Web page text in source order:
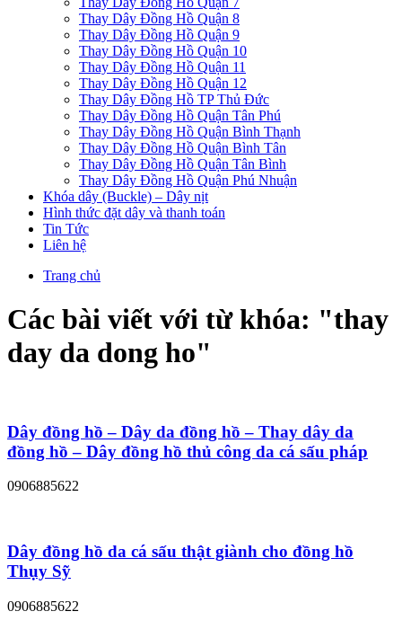
Thay Dây Đồng Hồ Quận 8
Thay Dây Đồng Hồ Quận 9
Thay Dây Đồng Hồ Quận 10
Thay Dây Đồng Hồ Quận 11
Thay Dây Đồng Hồ Quận 12
Thay Dây Đồng Hồ TP Thủ Đức
Thay Dây Đồng Hồ Quận Tân Phú
Thay Dây Đồng Hồ Quận Bình Thạnh
Thay Dây Đồng Hồ Quận Bình Tân
Thay Dây Đồng Hồ Quận Tân Bình
Thay Dây Đồng Hồ Quận Phú Nhuận
Khóa dây (Buckle) – Dây nịt
Hình thức đặt dây và thanh toán
Tin Tức
Liên hệ
Trang chủ
Các bài viết với từ khóa: "thay
day da dong ho"
Dây đồng hồ – Dây da đồng hồ – Thay dây da
đồng hồ – Dây đồng hồ thủ công da cá sấu pháp
0906885622
Dây đồng hồ da cá sấu thật giành cho đồng hồ
Thụy Sỹ
0906885622